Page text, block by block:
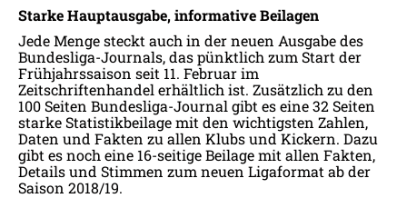
Starke Hauptausgabe, informative Beilagen
Jede Menge steckt auch in der neuen Ausgabe des
Bundesliga-Journals, das pünktlich zum Start der
Frühjahrssaison seit 11. Februar im
Zeitschriftenhandel erhältlich ist. Zusätzlich zu den
100 Seiten Bundesliga-Journal gibt es eine 32 Seiten
starke Statistikbeilage mit den wichtigsten Zahlen,
Daten und Fakten zu allen Klubs und Kickern. Dazu
gibt es noch eine 16-seitige Beilage mit allen Fakten,
Details und Stimmen zum neuen Ligaformat ab der
Saison 2018/19.